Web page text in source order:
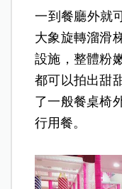
一到餐廳外就
大象旋轉溜滑
設施，整體粉
都可以拍出甜
了一般餐桌椅
行用餐。